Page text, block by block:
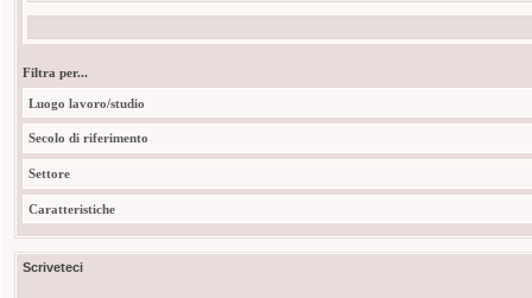
Filtra per...
Luogo lavoro/studio
Secolo di riferimento
Settore
Caratteristiche
Scriveteci